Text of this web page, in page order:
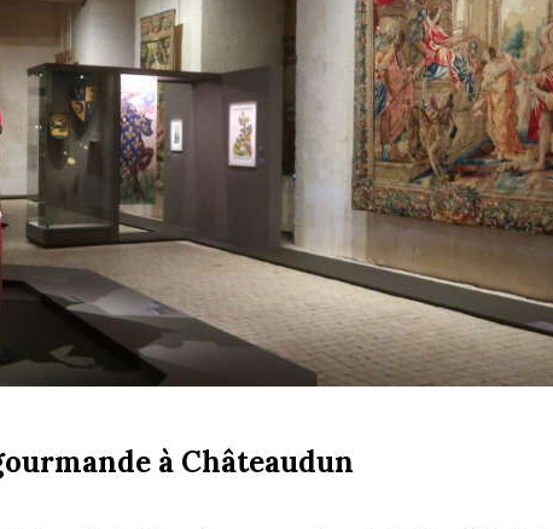
à Châteaudun